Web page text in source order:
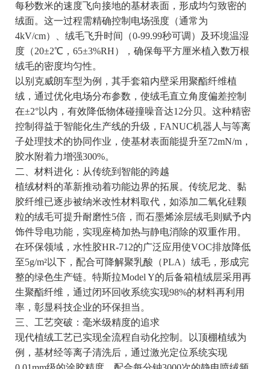
每秒数米的速度飞向接地的基材表面，形成均匀致密的
绒面。这一过程需精确控制电场强度（通常为
4kV/cm）、绒毛飞升时间（0-99.99秒可调）及环境温湿
度（20±2℃，65±3%RH），确保每平方厘米植入数万根
绒毛的密度均匀性。
以别克威朗车型为例，其手套箱内壁采用聚酯纤维植
绒，通过优化电场分布参数，使绒毛直立角度偏差控制
在±2°以内，有效降低物体碰撞噪音达12分贝。这种精密
控制得益于智能化生产线的升级，FANUC机器人与等离
子处理技术的协同作业，使基材表面能提升至72mN/m，
胶水附着力增强300%。
二、材料进化：从传统到智能的跨越
植绒材料的革新推动着功能边界的拓展。传统尼龙、黏
胶纤维已逐步被纳米改性材料取代，如添加二氧化硅颗
粒的绒毛可提升耐磨性5倍，而石墨烯涂层绒毛则赋予内
饰件导电功能，实现座椅加热与静电消除的双重作用。
在环保领域，水性胶HR-712的广泛应用使VOC排放降低
至5g/m²以下，配合可降解聚乳酸（PLA）绒毛，形成完
整的绿色生产链。特斯拉Model Y的后备箱植绒层采用再
生聚酯纤维，通过闭环回收系统实现98%的材料再利用
率，彰显科技企业的环保担当。
三、工艺突破：毫米级精度的追求
现代植绒工艺已实现全流程自动化控制。以顶棚植绒为
例，基材经等离子清洗后，通过激光定位系统实现